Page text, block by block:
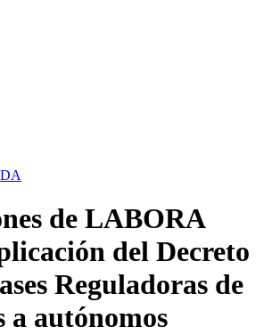
de LABORA
del Decreto
Reguladoras de
a autónomos